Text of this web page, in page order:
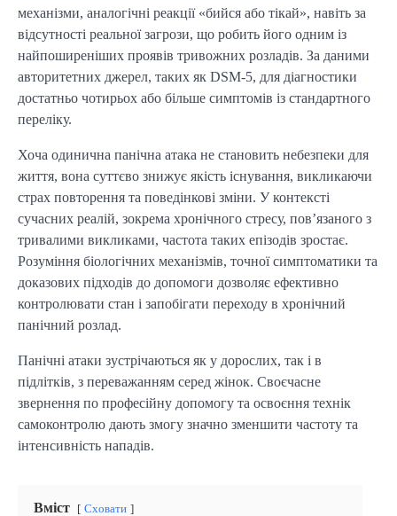
механізми, аналогічні реакції «бийся або тікай», навіть за
відсутності реальної загрози, що робить його одним із
найпоширеніших проявів тривожних розладів. За даними
авторитетних джерел, таких як DSM-5, для діагностики
достатньо чотирьох або більше симптомів із стандартного
переліку.
Хоча одинична панічна атака не становить небезпеки для
життя, вона суттєво знижує якість існування, викликаючи
страх повторення та поведінкові зміни. У контексті
сучасних реалій, зокрема хронічного стресу, пов’язаного з
тривалими викликами, частота таких епізодів зростає.
Розуміння біологічних механізмів, точної симптоматики та
доказових підходів до допомоги дозволяє ефективно
контролювати стан і запобігати переходу в хронічний
панічний розлад.
Панічні атаки зустрічаються як у дорослих, так і в
підлітків, з переважанням серед жінок. Своєчасне
звернення по професійну допомогу та освоєння технік
самоконтролю дають змогу значно зменшити частоту та
інтенсивність нападів.
Вміст Сховати